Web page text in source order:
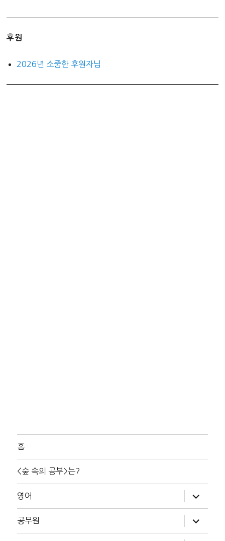
후원
2026년 소중한 후원자님
홈
<숲 속의 공부>는?
영어
위
메
확
장
공무원
위
메